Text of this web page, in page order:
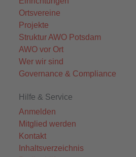
Ortsvereine
Projekte
Struktur AWO Potsdam
AWO vor Ort
Wer wir sind
Governance & Compliance
Hilfe & Service
Anmelden
Mitglied werden
Kontakt
Inhaltsverzeichnis